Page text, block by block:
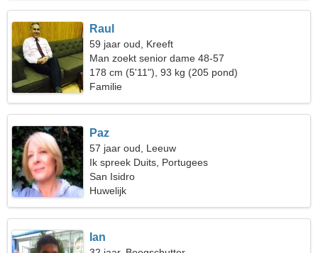
Raul
59 jaar oud, Kreeft
Man zoekt senior dame 48-57
178 cm (5'11"), 93 kg (205 pond)
Familie
Paz
57 jaar oud, Leeuw
Ik spreek Duits, Portugees
San Isidro
Huwelijk
Ian